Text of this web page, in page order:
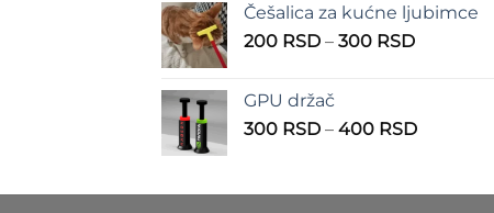
390 RSD
do
Češalica za kućne ljubimce
200 RSD – 300 RSDRaspon
do
GPU držač
300 RSD – 400 RSDRaspon
300 RSD